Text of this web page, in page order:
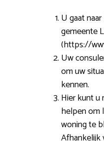
U gaat
gemeente
(https://
Uw
om uw
kennen.
Hier kunt u
helpen om
woning te